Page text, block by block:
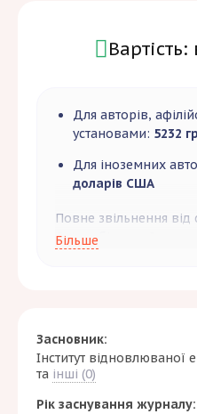
Засновник:
Інститут відновлюваної
та інші (0)
Рік заснування журналу:
Вартість:
Для авторів,
установами: 5232
Для іноземних
доларів США
Повне звільнення
Співробітники
Більше